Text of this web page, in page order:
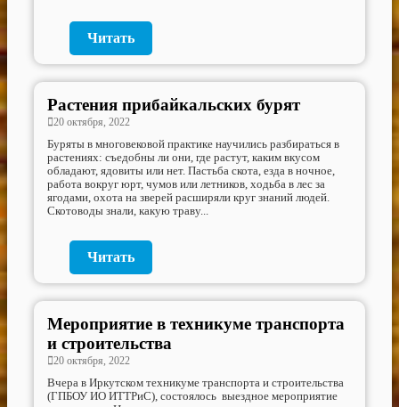
Читать
Растения прибайкальских бурят
20 октября, 2022
Буряты в многовековой практике научились разбираться в
растениях: съедобны ли они, где растут, каким вкусом
обладают, ядовиты или нет. Пастьба скота, езда в ночное,
работа вокруг юрт, чумов или летников, ходьба в лес за
ягодами, охота на зверей расширяли круг знаний людей.
Скотоводы знали, какую траву...
Читать
Мероприятие в техникуме транспорта
и строительства
20 октября, 2022
Вчера в Иркутском техникуме транспорта и строительства
(ГПБОУ ИО ИТТРиС), состоялось выездное мероприятие